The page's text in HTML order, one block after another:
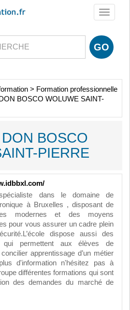
Toggle
> Formation professionnelle
BOSCO WOLUWE SAINT-
BOSCO
PIERRE
dans le domaine de
à Bruxelles , disposant de
modernes et des moyens
pour vous assurer un cadre plein
dispose aussi des
qui permettent aux élèves de
apprentissage d’un métier
d'information n'hésitez pas à
différentes formations qui sont
des demandes du marché de